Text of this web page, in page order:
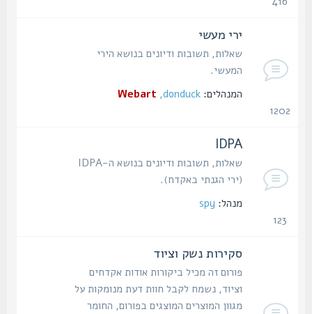
ירי מעשי
שאלות, תשובות ודיונים בנושא הירי
המעשי.
המנהלים: donduck
,
Webart
IDPA
שאלות, תשובות ודיונים בנושא ה-IDPA
(ירי הגנתי באקדח).
מנהל: spy
סקירות נשק וציוד
פורום זה מכיל ביקורות אודות אקדחים
וציוד, נשמח לקבל חוות דעת מנומקות על
מגוון המוצרים המוצגים בפורום, החומר